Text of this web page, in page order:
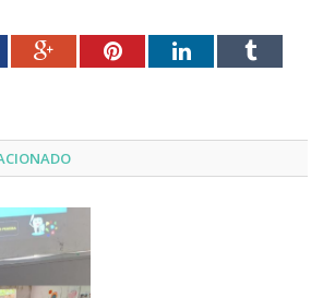
Google+PinterestLinkedInTumblr